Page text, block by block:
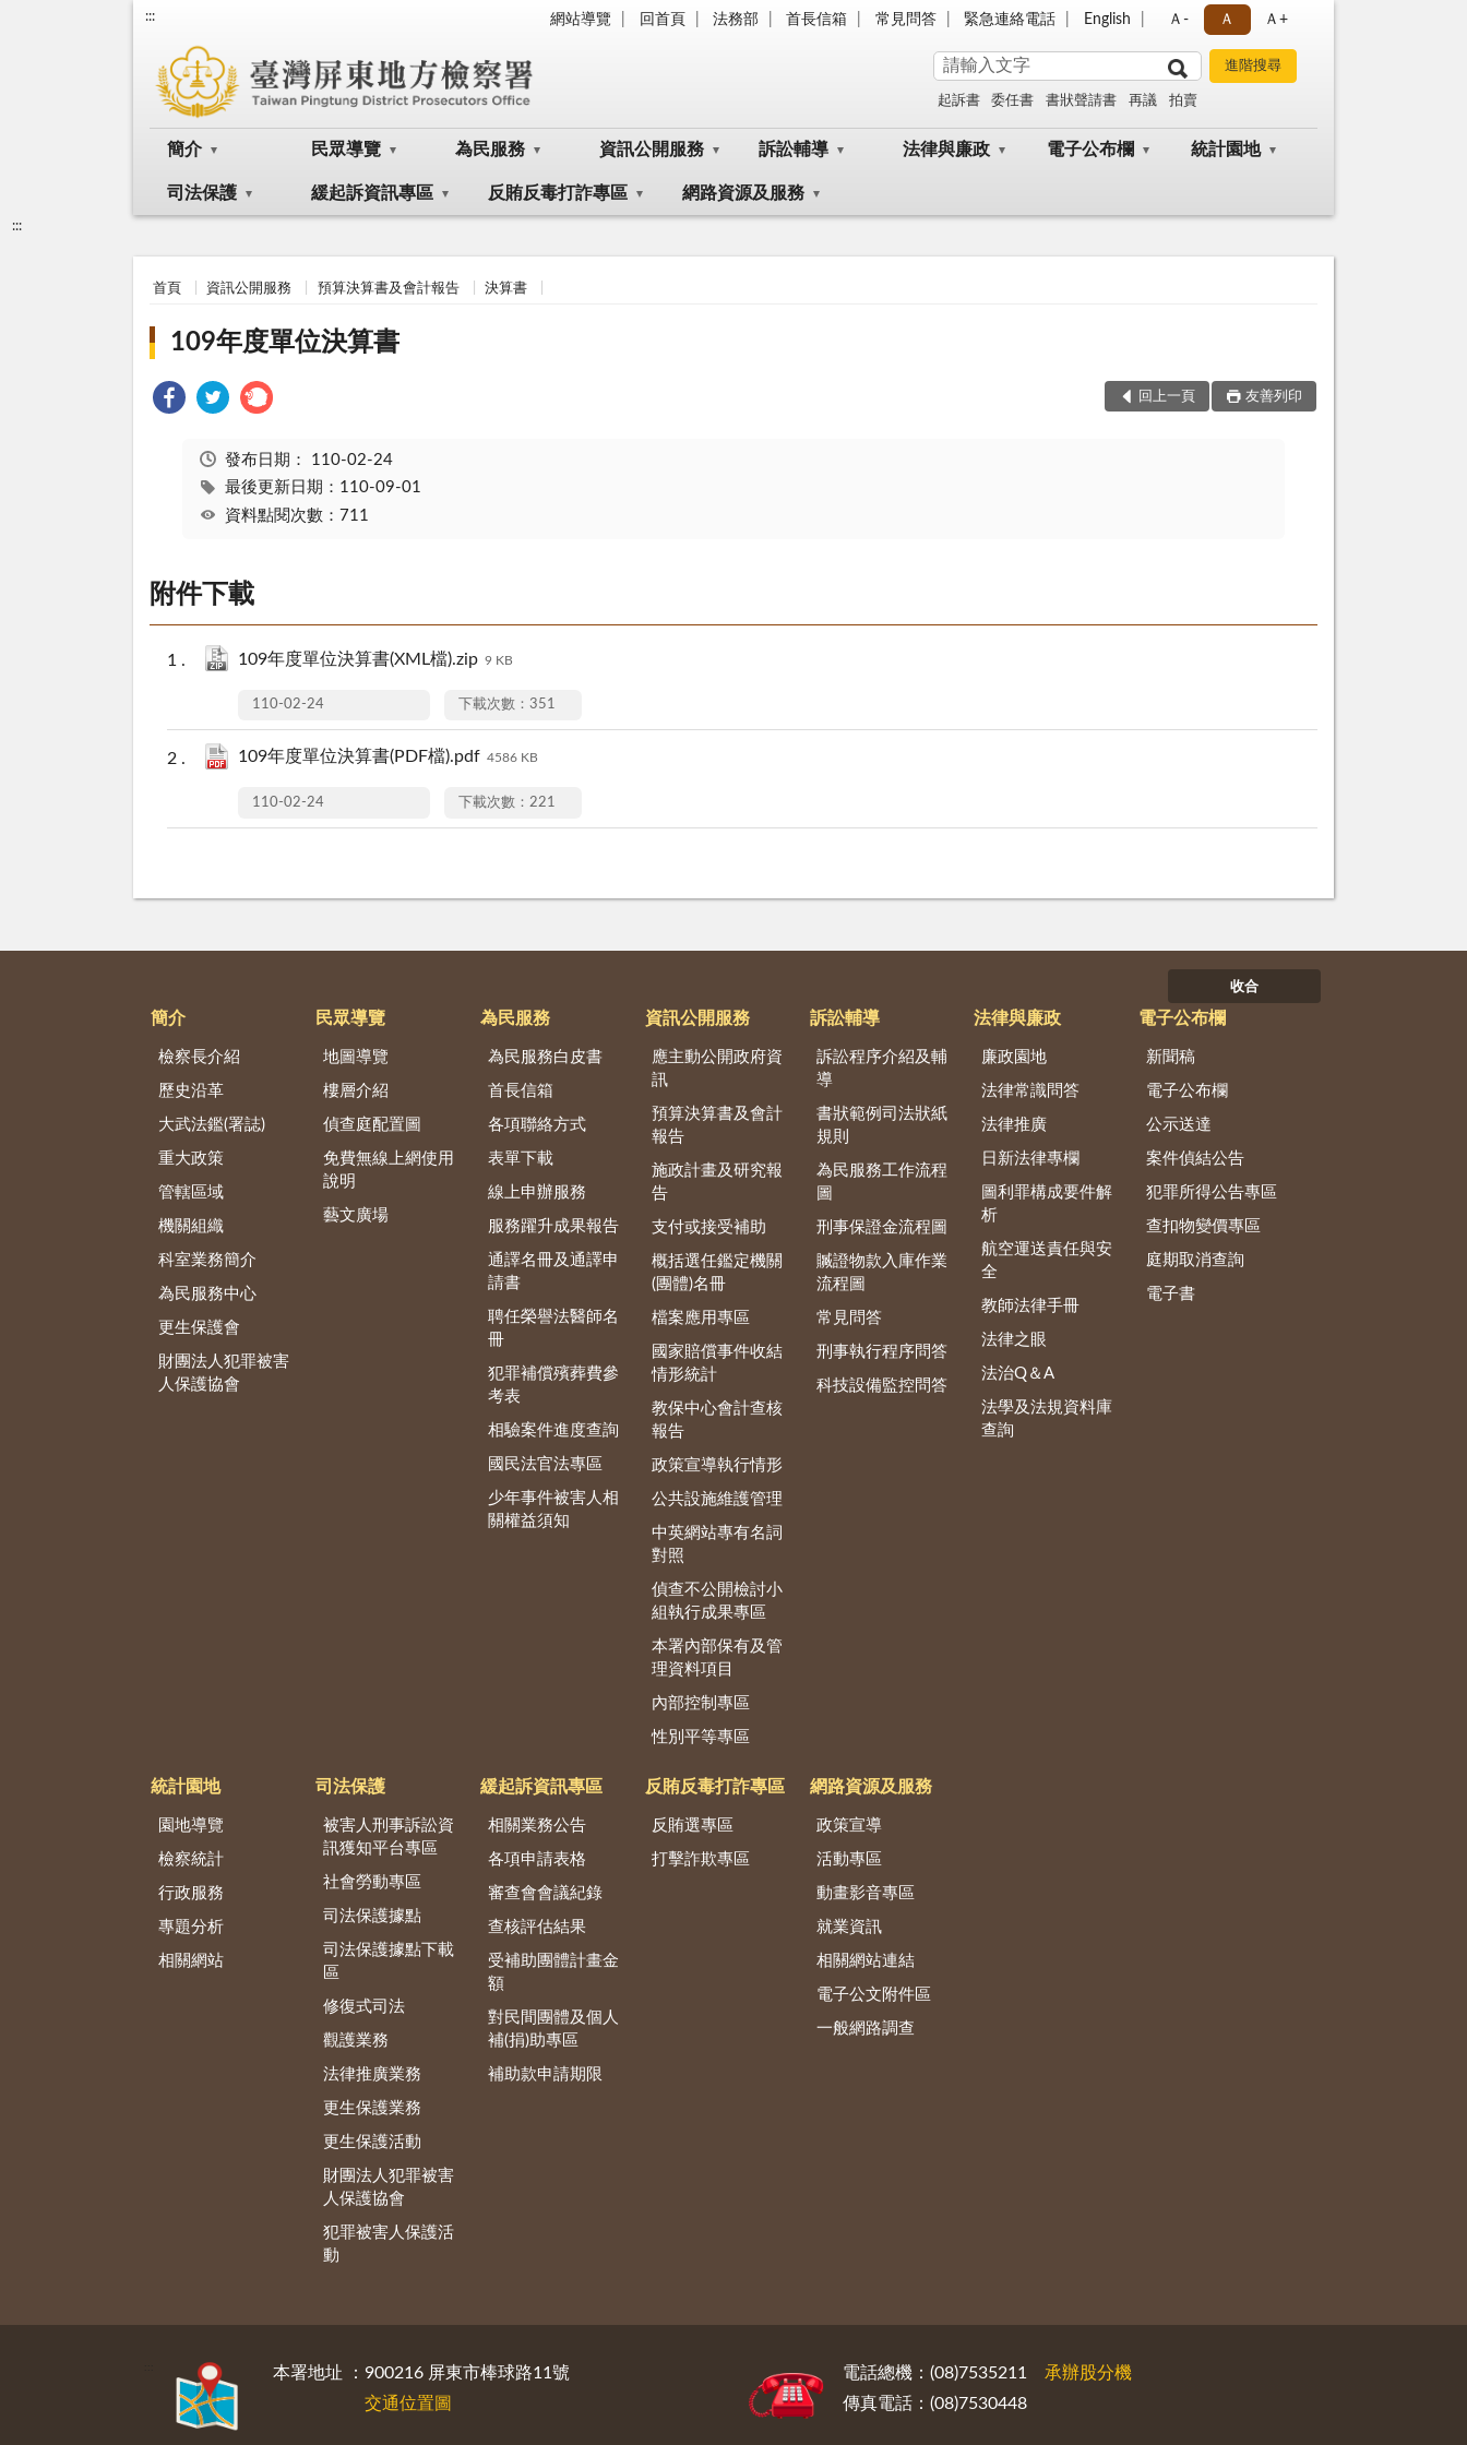
::: 網站導覽 回首頁 法務部 首長信箱 常見問答 緊急連絡電話 English Ａ- Ａ Ａ+
起訴書 委任書 書狀聲請書 再議 拍賣
簡介 民眾導覽 為民服務 資訊公開服務 訴訟輔導 法律與廉政 電子公布欄 統計園地
司法保護 緩起訴資訊專區 反賄反毒打詐專區 網路資源及服務
:::
首頁 資訊公開服務 預算決算書及會計報告 決算書
109年度單位決算書
回上一頁 友善列印
發布日期： 110-02-24
最後更新日期：110-09-01
資料點閱次數：711
附件下載
109年度單位決算書(XML檔).zip 9 KB
110-02-24 下載次數：351
109年度單位決算書(PDF檔).pdf 4586 KB
110-02-24 下載次數：221
收合
簡介
檢察長介紹
歷史沿革
大武法鑑(署誌)
重大政策
管轄區域
機關組織
科室業務簡介
為民服務中心
更生保護會
財團法人犯罪被害
人保護協會
民眾導覽
地圖導覽
樓層介紹
偵查庭配置圖
免費無線上網使用
說明
藝文廣場
為民服務
為民服務白皮書
首長信箱
各項聯絡方式
表單下載
線上申辦服務
服務躍升成果報告
通譯名冊及通譯申
請書
聘任榮譽法醫師名
冊
犯罪補償殯葬費參
考表
相驗案件進度查詢
國民法官法專區
少年事件被害人相
關權益須知
資訊公開服務
應主動公開政府資
訊
預算決算書及會計
報告
施政計畫及研究報
告
支付或接受補助
概括選任鑑定機關
(團體)名冊
檔案應用專區
國家賠償事件收結
情形統計
教保中心會計查核
報告
政策宣導執行情形
公共設施維護管理
中英網站專有名詞
對照
偵查不公開檢討小
組執行成果專區
本署內部保有及管
理資料項目
內部控制專區
性別平等專區
訴訟輔導
訴訟程序介紹及輔
導
書狀範例司法狀紙
規則
為民服務工作流程
圖
刑事保證金流程圖
贓證物款入庫作業
流程圖
常見問答
刑事執行程序問答
科技設備監控問答
法律與廉政
廉政園地
法律常識問答
法律推廣
日新法律專欄
圖利罪構成要件解
析
航空運送責任與安
全
教師法律手冊
法律之眼
法治Q＆A
法學及法規資料庫
查詢
電子公布欄
新聞稿
電子公布欄
公示送達
案件偵結公告
犯罪所得公告專區
查扣物變價專區
庭期取消查詢
電子書
統計園地
園地導覽
檢察統計
行政服務
專題分析
相關網站
司法保護
被害人刑事訴訟資
訊獲知平台專區
社會勞動專區
司法保護據點
司法保護據點下載
區
修復式司法
觀護業務
法律推廣業務
更生保護業務
更生保護活動
財團法人犯罪被害
人保護協會
犯罪被害人保護活
動
緩起訴資訊專區
相關業務公告
各項申請表格
審查會會議紀錄
查核評估結果
受補助團體計畫金
額
對民間團體及個人
補(捐)助專區
補助款申請期限
反賄反毒打詐專區
反賄選專區
打擊詐欺專區
網路資源及服務
政策宣導
活動專區
動畫影音專區
就業資訊
相關網站連結
電子公文附件區
一般網路調查
本署地址 ：900216 屏東市棒球路11號
交通位置圖
電話總機：(08)7535211 承辦股分機
傳真電話：(08)7530448